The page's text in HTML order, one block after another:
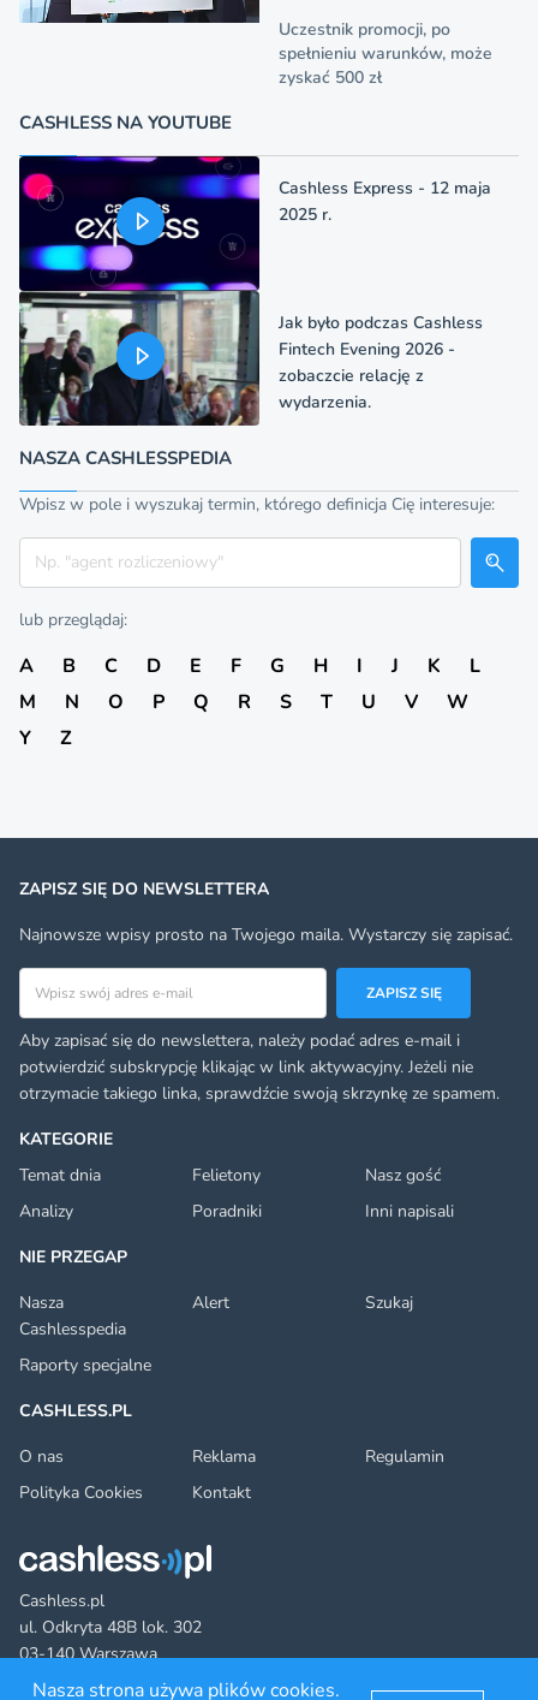
Uczestnik promocji, po
spełnieniu warunków, może
zyskać 500 zł
CASHLESS NA YOUTUBE
Cashless Express - 12 maja
2025 r.
Jak było podczas Cashless
Fintech Evening 2026 -
zobaczcie relację z
wydarzenia.
NASZA CASHLESSPEDIA
Wpisz w pole i wyszukaj termin, którego definicja Cię interesuje:
Szukaj
lub przeglądaj:
A B C D E F G H I J K
L
M
N O P Q R S T U V
W
Y
Z
Cashless.pl
ul. Odkryta 48B lok. 302
03-140 Warszawa
KATEGORIE
Temat dnia
Felietony
Nasz gość
Analizy
Poradniki
Inni napisali
NIE PRZEGAP
Nasza
Cashlesspedia
Alert Szukaj
Raporty specjalne
CASHLESS.PL
O nas
Reklama
Regulamin
Polityka Cookies
Kontakt
ZAPISZ SIĘ DO NEWSLETTERA
Najnowsze wpisy prosto na Twojego maila. Wystarczy się zapisać.
Adres email
ZAPISZ SIĘ
Aby zapisać się do newslettera, należy podać adres e-mail i
potwierdzić subskrypcję klikając w link aktywacyjny. Jeżeli nie
otrzymacie takiego linka, sprawdźcie swoją skrzynkę ze spamem.
Nasza strona używa plików cookies.